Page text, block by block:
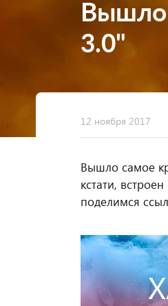
Вышло
3.0"
12 ноября 2017
Вышло самое
кстати,
поделимся